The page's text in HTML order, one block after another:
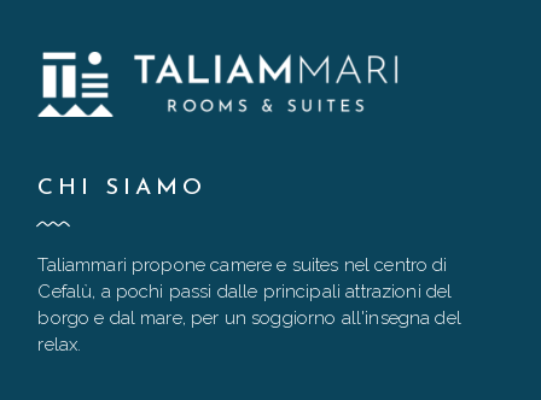
CHI SIAMO
Taliammari propone camere e suites nel centro di
Cefalù, a pochi passi dalle principali attrazioni del
borgo e dal mare, per un soggiorno all'insegna del
relax.